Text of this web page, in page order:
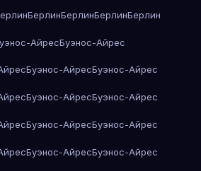
БерлинБерлинБерлинБерлин
АйресБуэнос-Айрес
Буэнос-АйресБуэнос-Айрес
Буэнос-АйресБуэнос-Айрес
Буэнос-АйресБуэнос-Айрес
Буэнос-АйресБуэнос-Айрес